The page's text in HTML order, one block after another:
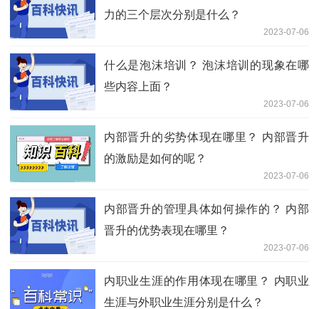
力的三个层次分别是什么？
2023-07-06
什么是泡沫培训？ 泡沫培训的现象在哪
些内容上面？
2023-07-06
内部晋升的劣势体现在哪里？ 内部晋升
的激励是如何的呢？
2023-07-06
内部晋升的管理具体如何操作的？ 内部
晋升的优势表现在哪里？
2023-07-06
内职业生涯的作用体现在哪里？ 内职业
生涯与外职业生涯分别是什么？